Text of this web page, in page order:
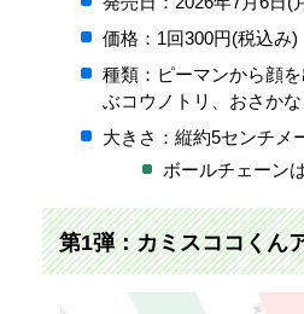
価格：1回300円(税込み)
種類：ピーマンから顔
ぶコウノトリ、おさか
大きさ：縦約5センチメ
ボールチェーン
第1弾：カミスココくん